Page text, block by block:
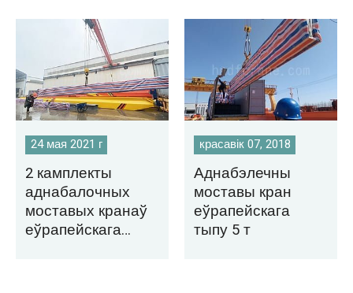
Тайланд
Мексіку
24 мая 2021 г
2 камплекты
аднабалочных
моставых кранаў
еўрапейскага
красавік 07, 2018
Аднабэлечны
моставы кран
еўрапейскага
тыпу 5 т